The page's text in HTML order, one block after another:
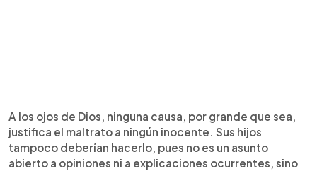
A los ojos de Dios, ninguna causa, por grande que sea,
justifica el maltrato a ningún inocente. Sus hijos
tampoco deberían hacerlo, pues no es un asunto
abierto a opiniones ni a explicaciones ocurrentes, sino